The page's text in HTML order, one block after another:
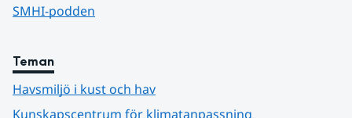
SMHI-podden
Teman
Havsmiljö i kust och hav
Kunskapscentrum för klimatanpassning